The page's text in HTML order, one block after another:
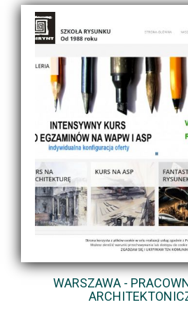
WARSZAWA -